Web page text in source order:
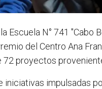
Escuela N° 741 "Cabo
del Centro Ana
proyectos
impulsadas